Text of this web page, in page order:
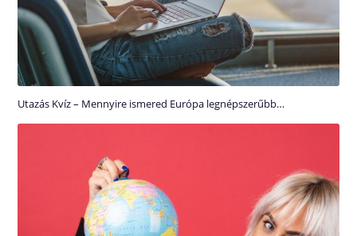
Utazás Kvíz – Mennyire ismered Európa legnépszerűbb…